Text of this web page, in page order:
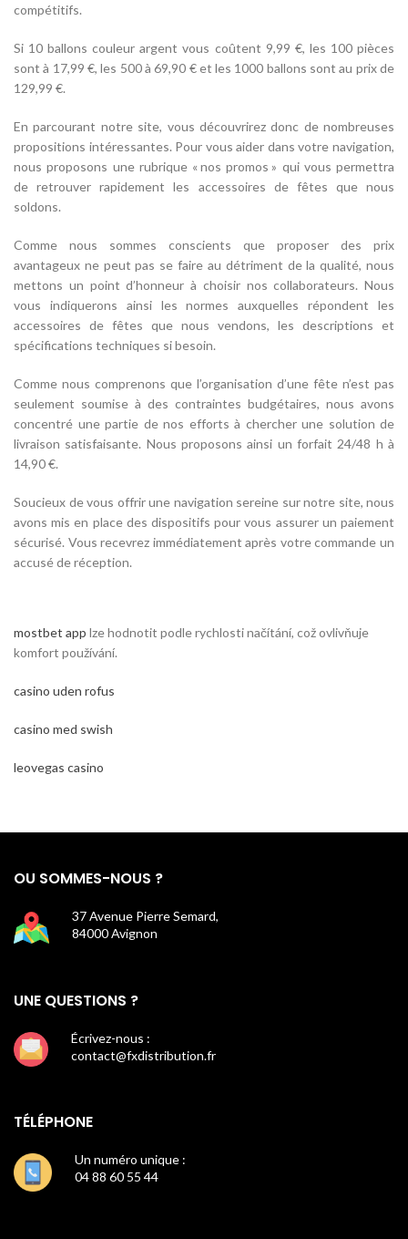
compétitifs.
Si 10 ballons couleur argent vous coûtent 9,99 €, les 100 pièces
sont à 17,99 €, les 500 à 69,90 € et les 1000 ballons sont au prix de
129,99 €.
En parcourant notre site, vous découvrirez donc de nombreuses
propositions intéressantes. Pour vous aider dans votre navigation,
nous proposons une rubrique « nos promos » qui vous permettra
de retrouver rapidement les accessoires de fêtes que nous
soldons.
Comme nous sommes conscients que proposer des prix
avantageux ne peut pas se faire au détriment de la qualité, nous
mettons un point d’honneur à choisir nos collaborateurs. Nous
vous indiquerons ainsi les normes auxquelles répondent les
accessoires de fêtes que nous vendons, les descriptions et
spécifications techniques si besoin.
Comme nous comprenons que l’organisation d’une fête n’est pas
seulement soumise à des contraintes budgétaires, nous avons
concentré une partie de nos efforts à chercher une solution de
livraison satisfaisante. Nous proposons ainsi un forfait 24/48 h à
14,90 €.
Soucieux de vous offrir une navigation sereine sur notre site, nous
avons mis en place des dispositifs pour vous assurer un paiement
sécurisé. Vous recevrez immédiatement après votre commande un
accusé de réception.
mostbet app lze hodnotit podle rychlosti načítání, což ovlivňuje
komfort používání.
casino uden rofus
casino med swish
leovegas casino
OU SOMMES-NOUS ?
37 Avenue Pierre Semard,
84000 Avignon
UNE QUESTIONS ?
Écrivez-nous :
contact@fxdistribution.fr
TÉLÉPHONE
Un numéro unique :
04 88 60 55 44